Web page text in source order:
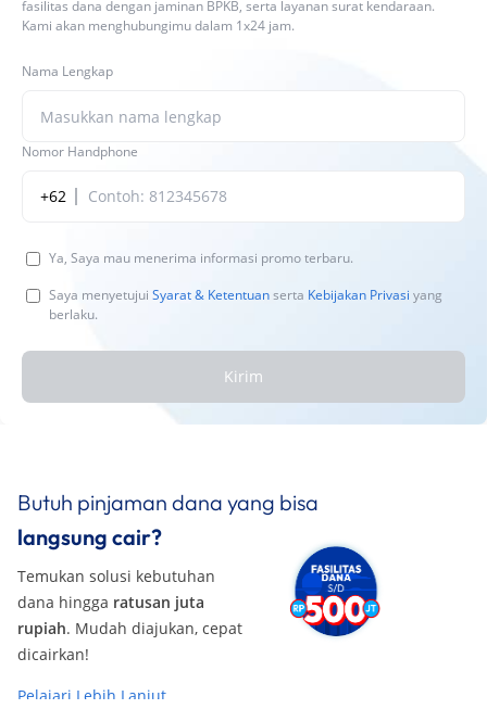
fasilitas dana dengan jaminan BPKB, serta layanan surat kendaraan.
Kami akan menghubungimu dalam 1x24 jam.
Nama Lengkap
Nomor Handphone
+62
Ya, Saya mau menerima informasi promo terbaru.
Saya menyetujui Syarat & Ketentuanserta Kebijakan Privasi yang
berlaku.
Kirim
Butuh pinjaman dana yang bisa
langsung cair?
Temukan solusi kebutuhan
dana hingga ratusan juta
rupiah. Mudah diajukan, cepat
dicairkan!
Pelajari Lebih Lanjut